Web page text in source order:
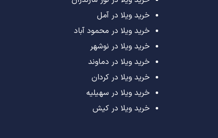
خرید ویلا در آمل
خرید ویلا در محمود آباد
خرید ویلا در نوشهر
خرید ویلا در دماوند
خرید ویلا در کردان
خرید ویلا در سهیلیه
خرید ویلا در کیش